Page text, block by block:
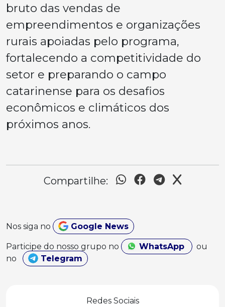
bruto das vendas de
empreendimentos e organizações
rurais apoiadas pelo programa,
fortalecendo a competitividade do
setor e preparando o campo
catarinense para os desafios
econômicos e climáticos dos
próximos anos.
Compartilhe:
Nos siga no Google News
Participe do nosso grupo no WhatsApp
ou
no
Telegram
Redes Sociais